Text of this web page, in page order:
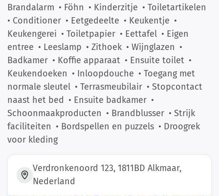
Brandalarm • Föhn • Kinderzitje • Toiletartikelen
• Conditioner • Eetgedeelte • Keukentje •
Keukengerei • Toiletpapier • Eettafel • Eigen
entree • Leeslamp • Zithoek • Wijnglazen •
Badkamer • Koffie apparaat • Ensuite toilet •
Keukendoeken • Inloopdouche • Toegang met
normale sleutel • Terrasmeubilair • Stopcontact
naast het bed • Ensuite badkamer •
Schoonmaakproducten • Brandblusser • Strijk
faciliteiten • Bordspellen en puzzels • Droogrek
voor kleding
Verdronkenoord 123, 1811BD Alkmaar,
Nederland